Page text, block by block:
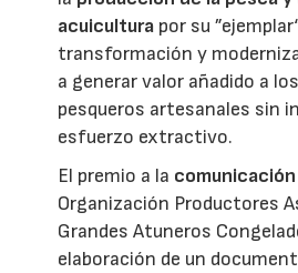
acuicultura por su
transformación y
a generar valor añadido a
pesqueros artesanales sin
esfuerzo extractivo.
El premio a la comunicación
Organización Productores
Grandes Atuneros
elaboración de un